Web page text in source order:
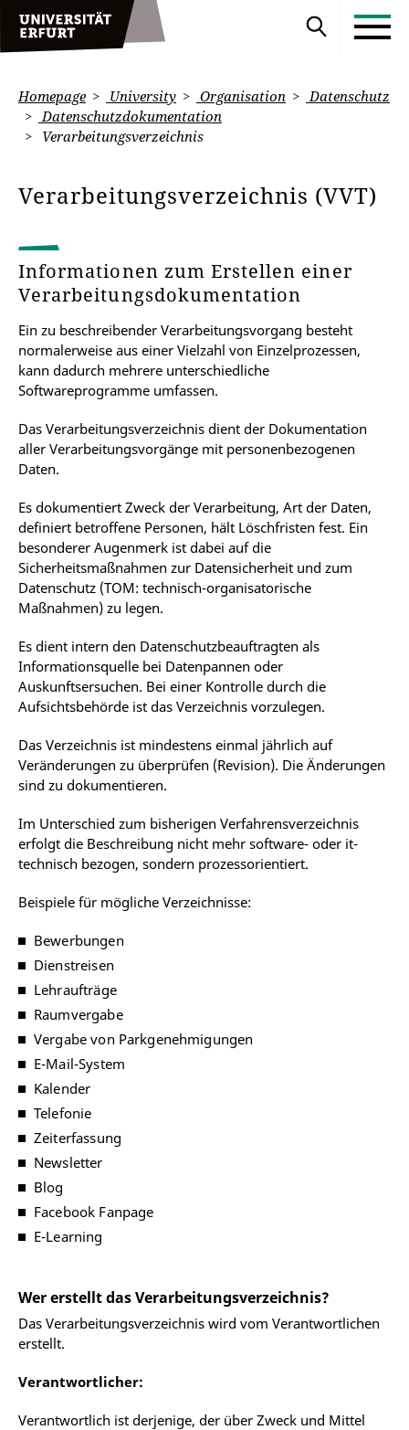
Homepage University Organisation
Datenschutz
Datenschutzdokumentation
Verarbeitungsverzeichnis
Verarbeitungsverzeichnis (VVT)
Informationen zum Erstellen einer
Verarbeitungsdokumentation
Ein zu beschreibender Verarbeitungsvorgang besteht
normalerweise aus einer Vielzahl von Einzelprozessen,
kann dadurch mehrere unterschiedliche
Softwareprogramme umfassen.
Das Verarbeitungsverzeichnis dient der Dokumentation
aller Verarbeitungsvorgänge mit personenbezogenen
Daten.
Es dokumentiert Zweck der Verarbeitung, Art der Daten,
definiert betroffene Personen, hält Löschfristen fest. Ein
besonderer Augenmerk ist dabei auf die
Sicherheitsmaßnahmen zur Datensicherheit und zum
Datenschutz (TOM: technisch-organisatorische
Maßnahmen) zu legen.
Es dient intern den Datenschutzbeauftragten als
Informationsquelle bei Datenpannen oder
Auskunftsersuchen. Bei einer Kontrolle durch die
Aufsichtsbehörde ist das Verzeichnis vorzulegen.
Das Verzeichnis ist mindestens einmal jährlich auf
Veränderungen zu überprüfen (Revision). Die Änderungen
sind zu dokumentieren.
Im Unterschied zum bisherigen Verfahrensverzeichnis
erfolgt die Beschreibung nicht mehr software- oder it-
technisch bezogen, sondern prozessorientiert.
Beispiele für mögliche Verzeichnisse:
Bewerbungen
Dienstreisen
Lehraufträge
Raumvergabe
Vergabe von Parkgenehmigungen
E-Mail-System
Kalender
Telefonie
Zeiterfassung
Newsletter
Blog
Facebook Fanpage
E-Learning
Wer erstellt das Verarbeitungsverzeichnis?
Das Verarbeitungsverzeichnis wird vom Verantwortlichen
erstellt.
Verantwortlicher:
Verantwortlich ist derjenige, der über Zweck und Mittel